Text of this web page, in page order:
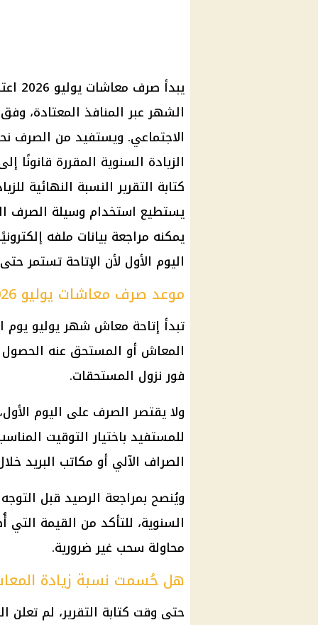
الشهر عبر المنافذ المعتادة،
الزيادة السنوية المقررة
كتابة التقرير النسبة النهائية
يستطيع استخدام وسيلة الصرف
يمكنه مراجعة بيانات ملفه
اليوم الأول لأن الإتاحة تستمر
موعد صرف معاشات يوليو 2026
المعاش أو المستحق عنه
فور نزول المستحقات.
ولا يقتصر الصرف على اليوم
للمستفيد باختيار التوقيت
الصراف الآلي أو مكاتب البريد
ويُنصح بمراجعة الرصيد قبل
السنوية، للتأكد من القيمة
محاولة سحب غير ضرورية.
هل حُسمت نسبة زيادة
حتى وقت كتابة التقرير، لم تعلن